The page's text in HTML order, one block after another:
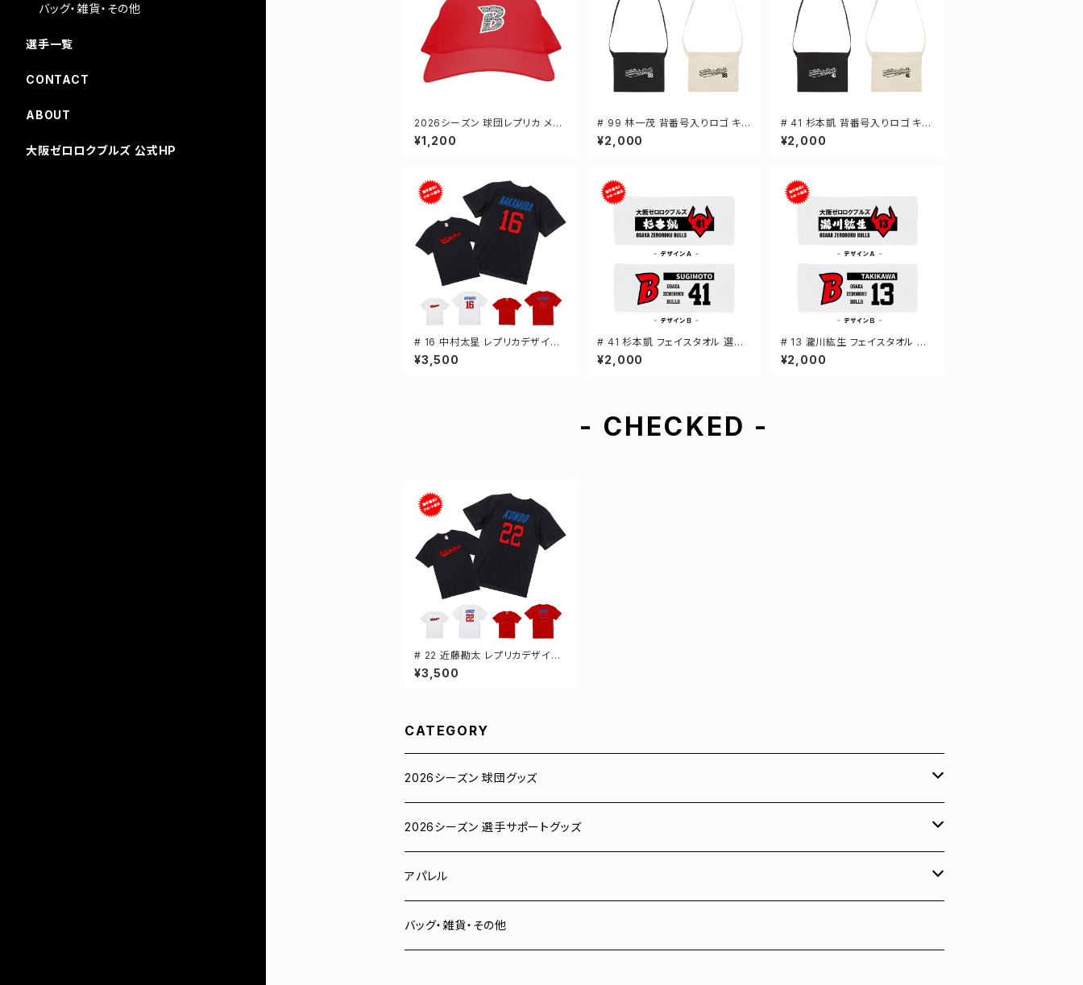
2026シーズン 球団レプリカ メッ
シュキャップ レッド フリーサイズ 3
-000700
¥1,200
# 99 林一茂 背番号入りロゴ キャ
ンバスサコッシュ 選手還元 2カラ
ー 001461
¥2,000
# 41 杉本凱 背番号入りロゴ キャ
ンバスサコッシュ 選手還元 2カラ
ー 001461
¥2,000
# 16 中村太星 レプリカデザイン
3カラー 選手還元 半袖Tシャツ S
-XXXLサイズ 500101
¥3,500
# 41 杉本凱 フェイスタオル 選手
還元 2デザイン FT0144
¥2,000
# 13 瀧川紘生 フェイスタオル 選
手還元 2デザイン FT0144
¥2,000
- CHECKED -
# 22 近藤勘太 レプリカデザイン
3カラー 選手還元 半袖Tシャツ S
-XXXLサイズ 500101
¥3,500
CATEGORY
2026シーズン 球団グッズ
ユニフォーム
Tシャツ
スウェット
2026シーズン 選手サポートグッズ
# 00 蓮
# 0 岡田竜汰
アパレル
スウェット・パーカー
バッグ・雑貨・その他
バッグ・雑貨・その他
選手一覧
CONTACT
ABOUT
大阪ゼロロクブルズ 公式HP